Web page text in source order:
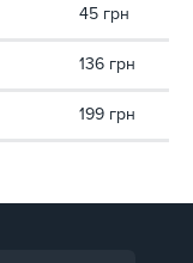
45 грн
136 грн
199 грн